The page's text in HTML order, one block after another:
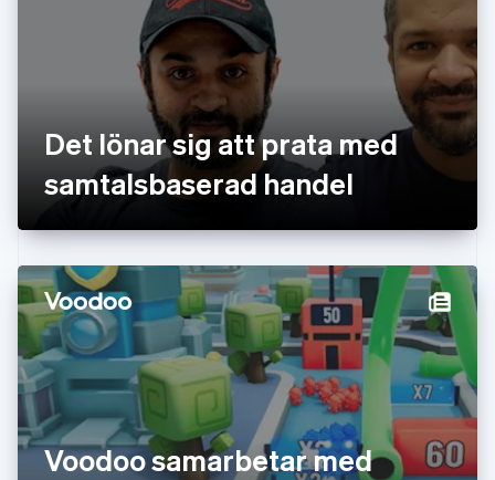
Det lönar sig att prata med
samtalsbaserad handel
Voodoo samarbetar med
Förenade Arabemiraten
English
Hongkong SAR, Kina
English简体中文
Indien
Irland
English
Italien
ItalianoEnglish
Japan
日本語English
Kanada
EnglishFrançais
Kroatien
EnglishItaliano
Lettland